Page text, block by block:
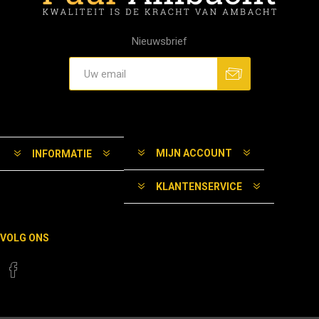
Nieuwsbrief
INFORMATIE MIJN ACCOUNT
KLANTENSERVICE
VOLG ONS